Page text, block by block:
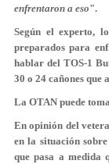
enfrentaron a eso".
Según el experto,
preparados para
hablar del TOS-1
30 o 24 cañones que
La OTAN puede
En opinión del
en la situación
que pasa a medida